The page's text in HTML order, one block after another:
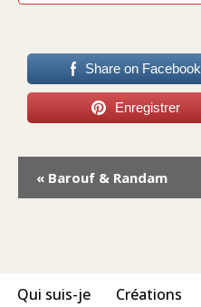
Share on Facebook
Enregistrer
Navigation
Évènement
« Barouf & Randam
Qui suis-je Créations